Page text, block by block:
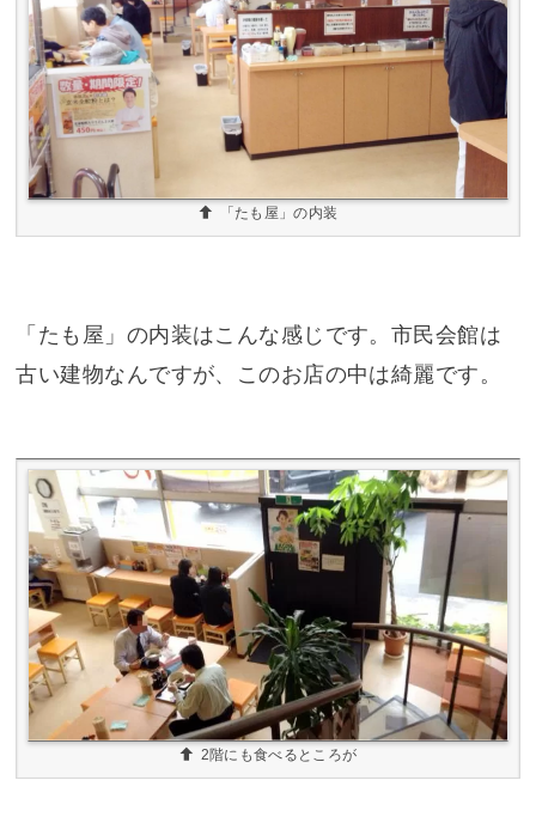
「たも屋」の内装
「たも屋」の内装はこんな感じです。市民会館は
古い建物なんですが、このお店の中は綺麗です。
2階にも食べるところが